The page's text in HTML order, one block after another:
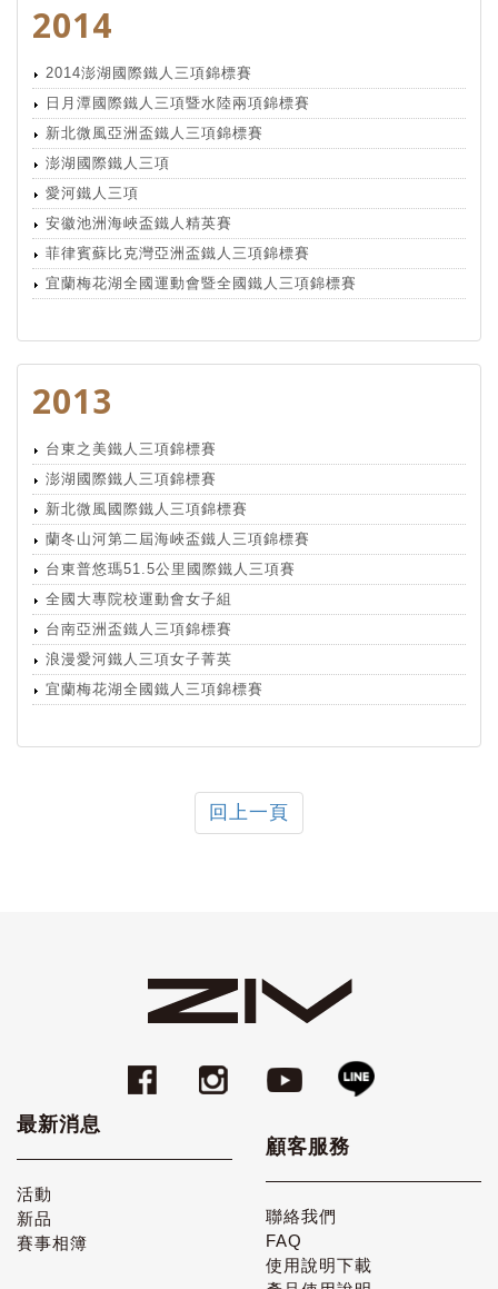
2014
2014澎湖國際鐵人三項錦標賽
日月潭國際鐵人三項暨水陸兩項錦標賽
新北微風亞洲盃鐵人三項錦標賽
澎湖國際鐵人三項
愛河鐵人三項
安徽池洲海峽盃鐵人精英賽
菲律賓蘇比克灣亞洲盃鐵人三項錦標賽
宜蘭梅花湖全國運動會暨全國鐵人三項錦標賽
2013
台東之美鐵人三項錦標賽
澎湖國際鐵人三項錦標賽
新北微風國際鐵人三項錦標賽
蘭冬山河第二屆海峽盃鐵人三項錦標賽
台東普悠瑪51.5公里國際鐵人三項賽
全國大專院校運動會女子組
台南亞洲盃鐵人三項錦標賽
浪漫愛河鐵人三項女子菁英
宜蘭梅花湖全國鐵人三項錦標賽
回上一頁
最新消息
活動
新品
賽事相簿
顧客服務
聯絡我們
FAQ
使用說明下載